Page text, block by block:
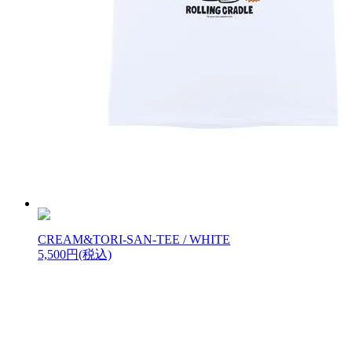
CREAM&TORI-SAN-TEE / WHITE
5,500円(税込)